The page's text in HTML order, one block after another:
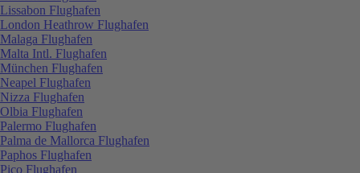
Lissabon Flughafen
London Heathrow Flughafen
Malaga Flughafen
Malta Intl. Flughafen
München Flughafen
Neapel Flughafen
Nizza Flughafen
Olbia Flughafen
Palermo Flughafen
Palma de Mallorca Flughafen
Paphos Flughafen
Pico Flughafen